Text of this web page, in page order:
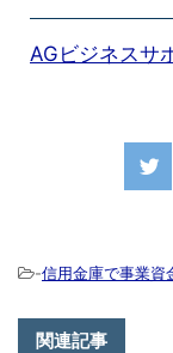
AGビジネスサ
-信用金庫で事業資
関連記事